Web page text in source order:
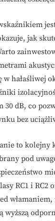
jak
w hałaśliwej
30 dB, co
bez
to kolejny
pod
RC1 i RC2
wyższą